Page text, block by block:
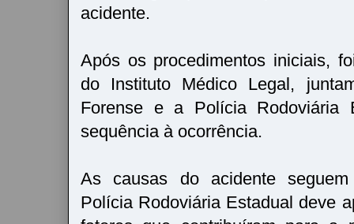
acidente.
Após os procedimentos iniciais,
do Instituto Médico Legal,
Forense e a Polícia Rodoviária
sequência à ocorrência.
As causas do acidente
Polícia Rodoviária Estadual deve